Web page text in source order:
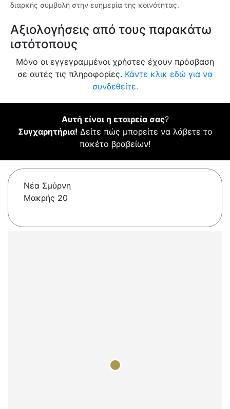
διαρκής συμβολή στην ευημερία της κοινότητας.
Αξιολογήσεις από τους παρακάτω
ιστότοπους
Μόνο οι εγγεγραμμένοι χρήστες έχουν πρόσβαση
σε αυτές τις πληροφορίες. Κάντε κλικ εδώ για να
συνδεθείτε.
Αυτή είναι η εταιρεία σας?
Συγχαρητήρια! Δείτε πώς μπορείτε να λάβετε το
πακέτο βραβείων!
Νέα Σμύρνη
Μακρής 20